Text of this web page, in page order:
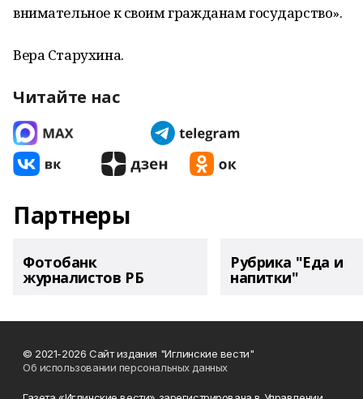
внимательное к своим гражданам государство».
Вера Старухина.
Читайте нас
Партнеры
Фотобанк
журналистов РБ
Рубрика "Еда и
напитки"
© 2021-2026 Сайт издания "Иглинские вести"
Об использовании персональных данных